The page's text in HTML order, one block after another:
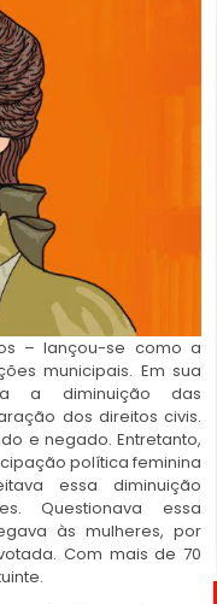
– lançou-se como a
municipais. Em sua
a diminuição das
dos direitos civis.
e negado. Entretanto,
política feminina
essa diminuição
Questionava essa
às mulheres, por
Com mais de 70